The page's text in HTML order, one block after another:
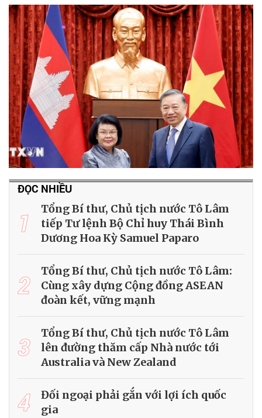
ĐỌC NHIỀU
1
Tổng Bí thư, Chủ tịch nước Tô Lâm
tiếp Tư lệnh Bộ Chỉ huy Thái Bình
Dương Hoa Kỳ Samuel Paparo
2
Tổng Bí thư, Chủ tịch nước Tô Lâm:
Cùng xây dựng Cộng đồng ASEAN
đoàn kết, vững mạnh
3
Tổng Bí thư, Chủ tịch nước Tô Lâm
lên đường thăm cấp Nhà nước tới
Australia và New Zealand
4
Đối ngoại phải gắn với lợi ích quốc
gia